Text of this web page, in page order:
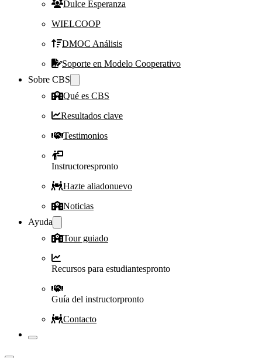
Dulce Esperanza
WIELCOOP
DMOC Análisis
Soporte en Modelo Cooperativo
Sobre CBS
Qué es CBS
Resultados clave
Testimonios
Instructorespronto
Hazte aliadonuevo
Noticias
Ayuda
Tour guiado
Recursos para estudiantespronto
Guía del instructorpronto
Contacto